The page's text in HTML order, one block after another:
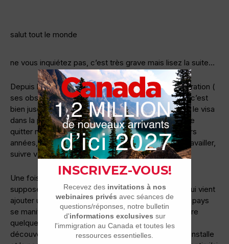
salut tout le monde
ne vous inquiétez pas, c’est très grave mais lisez la suite…
Depuis le début on parle que du processus d’immigration (
ses obstacles, les aventures, la motivation) tout ça c’est
bien jusqu’a maintenant.. l’étape suivante c’est avoir le visa
dans la poche.. étape suivante, on est sur le point de
quitter notre pays pour plusieurs mois, voire plusieurs
années, et de faire notre vie à l’étranger ( étudier, travailler,
suivre votre conjoint, ou autre raison).
Une fois là-bas, la vie va continuer comme elle est
supposé de l’être.. Soudains, c’est le Mal du Pays qui vient
ajouter un peu d’épice à la vie .. j’ai lu que Le mal du pays
se manifeste généralement quelques semaines, voire
quelques mois après l’arrivée. En effet, une fois la
découverte d’un nouveau pays passée, la routine s’installe